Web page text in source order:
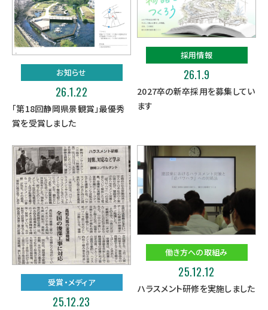
お知らせ
26.1.22
「第18回静岡県景観賞」最優秀
賞を受賞しました
採用情報
26.1.9
2027卒の新卒採用を募集してい
ます
受賞・メディア
25.12.23
働き方への取組み
25.12.12
ハラスメント研修を実施しました